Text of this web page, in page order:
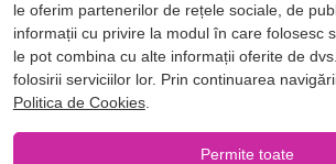
Nativii Bivol sunt cunoscuți pentru
devotamentul lor, dar compatibilitatea lor
profesionale și amoroase poate varia în
echilibrată, în timp ce Tigru și Dragonul
le oferim partenerilor de rețele sociale, de
informații cu privire la modul în care folosesc
le pot combina cu alte informații oferite de
folosirii serviciilor lor. Prin continuarea
Politica de Cookies.
Permite toate